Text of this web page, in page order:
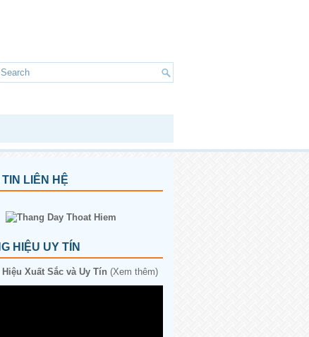
LIÊN HỆ
HIỆU UY TÍN
Xuất Sắc và Uy Tín (Xem thêm)